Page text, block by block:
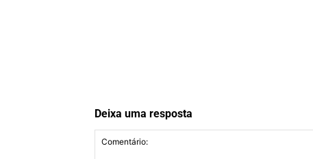
Deixa uma resposta